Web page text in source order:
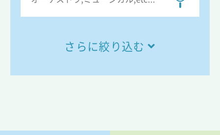
さらに絞り込む